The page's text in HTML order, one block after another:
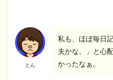
とん
私も、ほぼ毎日
夫かな。」と心
かったなぁ。